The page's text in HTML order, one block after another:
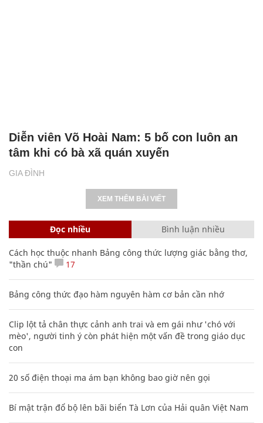
GIA ĐÌNH
Diễn viên Võ Hoài Nam: 5 bố con luôn an
tâm khi có bà xã quán xuyến
XEM THÊM BÀI VIẾT
Đọc nhiều Bình luận nhiều
Cách học thuộc nhanh Bảng công thức lượng giác bằng thơ,
"thần chú"
17
Bảng công thức đạo hàm nguyên hàm cơ bản cần nhớ
Clip lột tả chân thực cảnh anh trai và em gái như 'chó với
mèo', người tinh ý còn phát hiện một vấn đề trong giáo dục
con
20 số điện thoại ma ám bạn không bao giờ nên gọi
Bí mật trận đổ bộ lên bãi biển Tà Lơn của Hải quân Việt Nam